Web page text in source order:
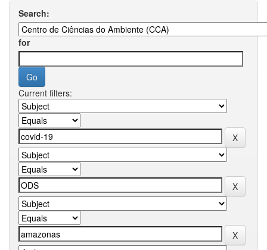
Search:
for
Current filters: